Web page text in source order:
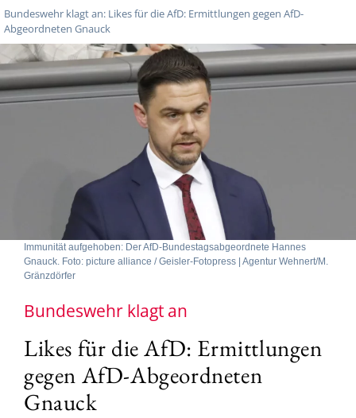
Bundeswehr klagt an: Likes für die AfD: Ermittlungen gegen AfD-
Abgeordneten Gnauck
Immunität aufgehoben: Der AfD-Bundestagsabgeordnete Hannes
Gnauck. Foto: picture alliance / Geisler-Fotopress | Agentur Wehnert/M.
Gränzdörfer
Bundeswehr klagt an
Likes für die AfD: Ermittlungen
gegen AfD-Abgeordneten
Gnauck